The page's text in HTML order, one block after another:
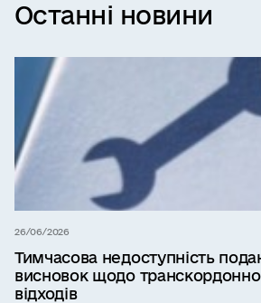
Останні новини
26/06/2026
Тимчасова недоступність
висновок щодо
відходів